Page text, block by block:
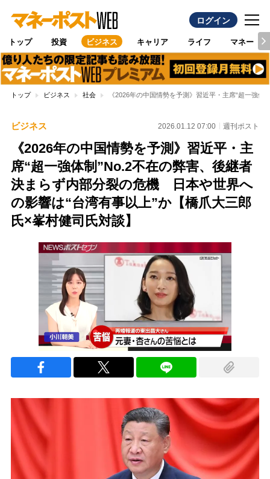
ログイン
トップ 投資 ビジネス キャリア ライフ マネー
トップ ビジネス 社会 《2026年の中国情勢を予測》習近平・主席“超一強
ビジネス 2026.01.12 07:00 週刊ポスト
《2026年の中国情勢を予測》習近平・主
席“超一強体制”No.2不在の弊害、後継者
決まらず内部分裂の危機 日本や世界へ
の影響は“台湾有事以上”か【橋爪大三郎
氏×峯村健司氏対談】